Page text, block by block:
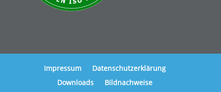
Impressum
Datenschutzerklärung
Downloads
Bildnachweise